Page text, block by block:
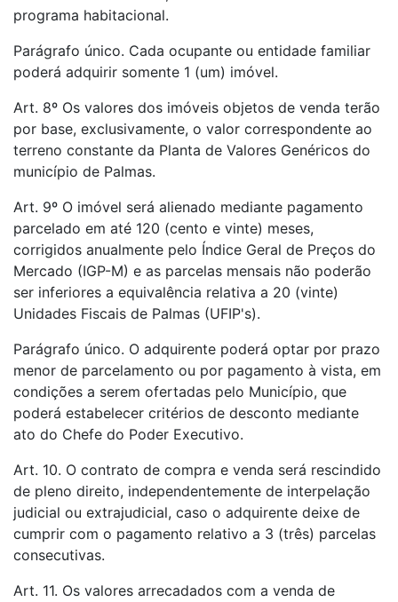
programa habitacional.
Parágrafo único. Cada ocupante ou entidade familiar
poderá adquirir somente 1 (um) imóvel.
Art. 8º Os valores dos imóveis objetos de venda terão
por base, exclusivamente, o valor correspondente ao
terreno constante da Planta de Valores Genéricos do
município de Palmas.
Art. 9º O imóvel será alienado mediante pagamento
parcelado em até 120 (cento e vinte) meses,
corrigidos anualmente pelo Índice Geral de Preços do
Mercado (IGP-M) e as parcelas mensais não poderão
ser inferiores a equivalência relativa a 20 (vinte)
Unidades Fiscais de Palmas (UFIP's).
Parágrafo único. O adquirente poderá optar por prazo
menor de parcelamento ou por pagamento à vista, em
condições a serem ofertadas pelo Município, que
poderá estabelecer critérios de desconto mediante
ato do Chefe do Poder Executivo.
Art. 10. O contrato de compra e venda será rescindido
de pleno direito, independentemente de interpelação
judicial ou extrajudicial, caso o adquirente deixe de
cumprir com o pagamento relativo a 3 (três) parcelas
consecutivas.
Art. 11. Os valores arrecadados com a venda de